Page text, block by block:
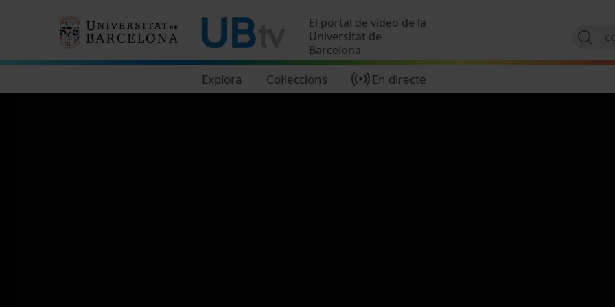
El portal de vídeo de la
Universitat de
Barcelona
Explora Col·leccions En directe